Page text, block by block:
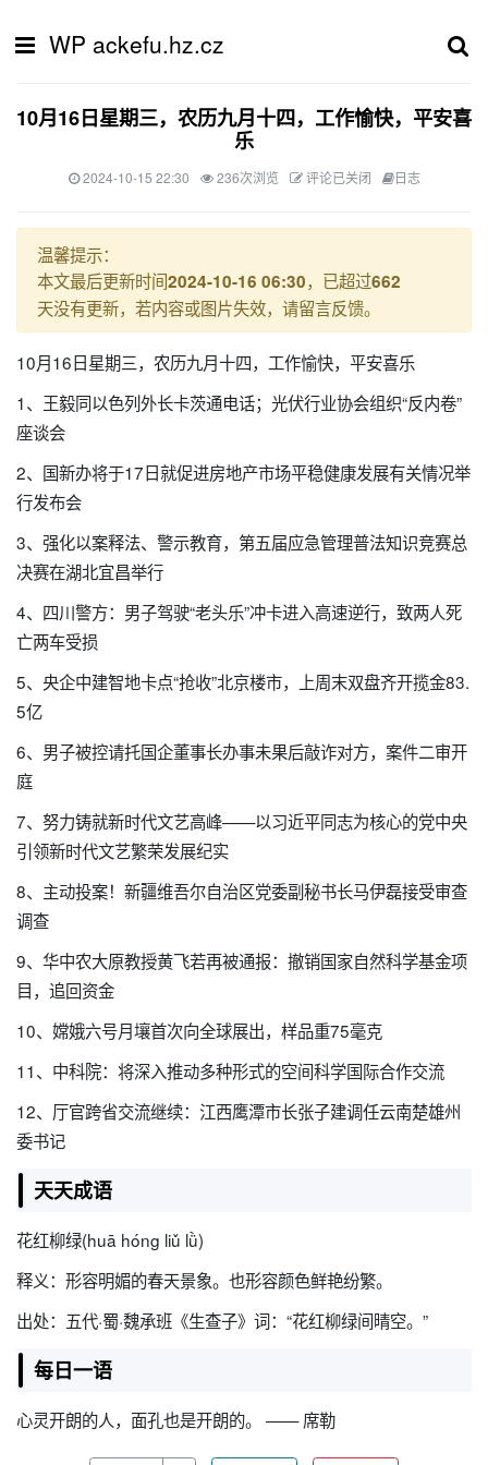
WP ackefu.hz.cz
10月16日星期三，农历九月十四，工作愉快，平安喜
乐
2024-10-15 22:30 236次浏览 评论已关闭 日志
温馨提示：
本文最后更新时间2024-10-16 06:30，已超过662
天没有更新，若内容或图片失效，请留言反馈。
10月16日星期三，农历九月十四，工作愉快，平安喜乐
1、王毅同以色列外长卡茨通电话；光伏行业协会组织“反内卷”
座谈会
2、国新办将于17日就促进房地产市场平稳健康发展有关情况举
行发布会
3、强化以案释法、警示教育，第五届应急管理普法知识竞赛总
决赛在湖北宜昌举行
4、四川警方：男子驾驶“老头乐”冲卡进入高速逆行，致两人死
亡两车受损
5、央企中建智地卡点“抢收”北京楼市，上周末双盘齐开揽金83.
5亿
6、男子被控请托国企董事长办事未果后敲诈对方，案件二审开
庭
7、努力铸就新时代文艺高峰——以习近平同志为核心的党中央
引领新时代文艺繁荣发展纪实
8、主动投案！新疆维吾尔自治区党委副秘书长马伊磊接受审查
调查
9、华中农大原教授黄飞若再被通报：撤销国家自然科学基金项
目，追回资金
10、嫦娥六号月壤首次向全球展出，样品重75毫克
11、中科院：将深入推动多种形式的空间科学国际合作交流
12、厅官跨省交流继续：江西鹰潭市长张子建调任云南楚雄州
委书记
天天成语
花红柳绿(huā hóng liǔ lǜ)
释义：形容明媚的春天景象。也形容颜色鲜艳纷繁。
出处：五代·蜀·魏承班《生查子》词：“花红柳绿间晴空。”
每日一语
心灵开朗的人，面孔也是开朗的。 —— 席勒